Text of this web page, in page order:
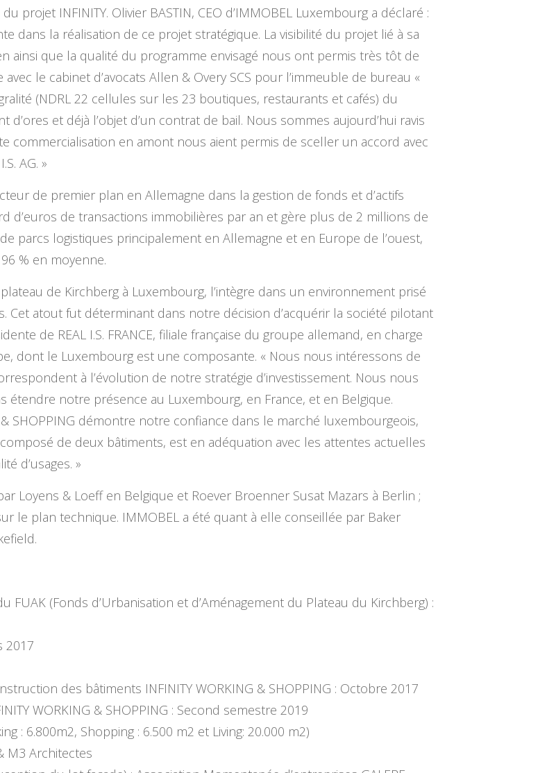
projet INFINITY. Olivier BASTIN, CEO d’IMMOBEL Luxembourg a déclaré :
dans la réalisation de ce projet stratégique. La visibilité du projet lié à sa
ainsi que la qualité du programme envisagé nous ont permis très tôt de
le cabinet d’avocats Allen & Overy SCS pour l’immeuble de bureau «
(NDRL 22 cellules sur les 23 boutiques, restaurants et cafés) du
d’ores et déjà l’objet d’un contrat de bail. Nous sommes aujourd’hui ravis
commercialisation en amont nous aient permis de sceller un accord avec
AG. »
de premier plan en Allemagne dans la gestion de fonds et d’actifs
d’euros de transactions immobilières par an et gère plus de 2 millions de
parcs logistiques principalement en Allemagne et en Europe de l’ouest,
% en moyenne.
de Kirchberg à Luxembourg, l’intègre dans un environnement prisé
Cet atout fut déterminant dans notre décision d’acquérir la société pilotant
de REAL I.S. FRANCE, filiale française du groupe allemand, en charge
dont le Luxembourg est une composante. « Nous nous intéressons de
à l’évolution de notre stratégie d’investissement. Nous nous
notre présence au Luxembourg, en France, et en Belgique.
& SHOPPING démontre notre confiance dans le marché luxembourgeois,
de deux bâtiments, est en adéquation avec les attentes actuelles
d’usages. »
Loyens & Loeff en Belgique et Roever Broenner Susat Mazars à Berlin ;
le plan technique. IMMOBEL a été quant à elle conseillée par Baker
(Fonds d’Urbanisation et d’Aménagement du Plateau du Kirchberg) :
2017
des bâtiments INFINITY WORKING & SHOPPING : Octobre 2017
WORKING & SHOPPING : Second semestre 2019
: 6.800m2, Shopping : 6.500 m2 et Living: 20.000 m2)
M3 Architectes